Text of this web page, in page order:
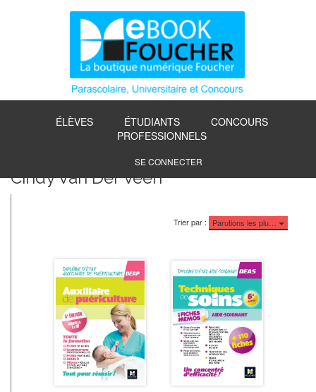
ÉLÈVES ÉTUDIANTS
CONCOURS
PROFESSIONNELS
SE CONNECTER
Cindy Van Der Veen
Trier par : Parutions les plu…